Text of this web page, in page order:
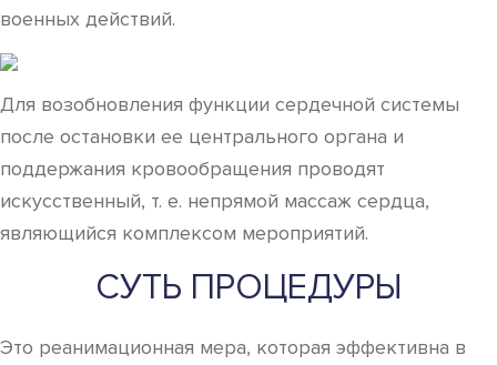
военных действий.
Для возобновления функции сердечной системы
после остановки ее центрального органа и
поддержания кровообращения проводят
искусственный, т. е. непрямой массаж сердца,
являющийся комплексом мероприятий.
СУТЬ ПРОЦЕДУРЫ
Это реанимационная мера, которая эффективна в